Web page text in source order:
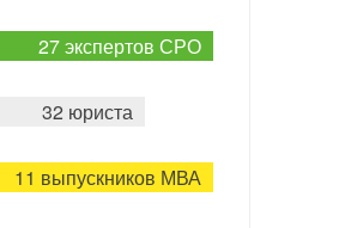
27 экспертов СРО
32 юриста
11 выпускников МВА